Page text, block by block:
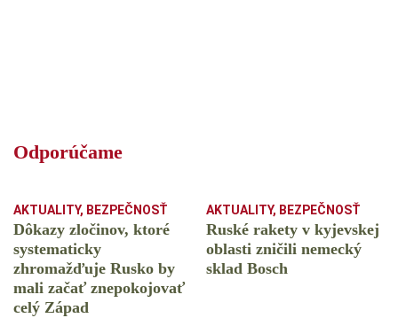
Odporúčame
AKTUALITY, BEZPEČNOSŤ
Dôkazy zločinov, ktoré
systematicky
zhromažďuje Rusko by
mali začať znepokojovať
celý Západ
AKTUALITY, BEZPEČNOSŤ
Ruské rakety v kyjevskej
oblasti zničili nemecký
sklad Bosch